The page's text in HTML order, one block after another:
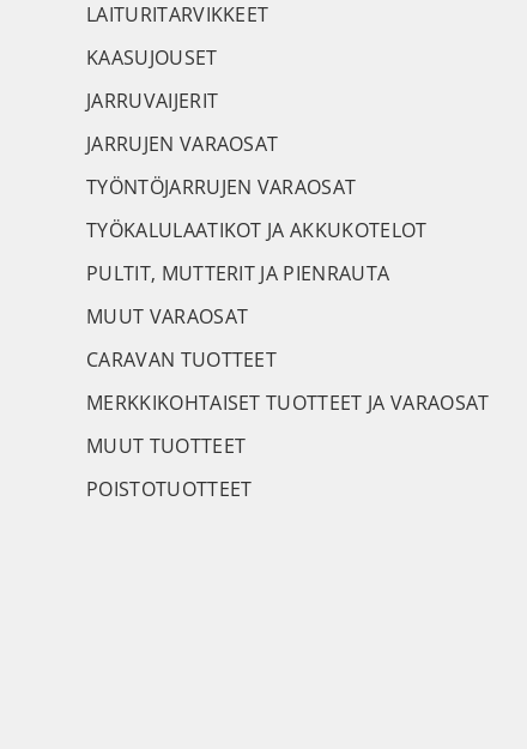
LAITURITARVIKKEET
KAASUJOUSET
JARRUVAIJERIT
JARRUJEN VARAOSAT
TYÖNTÖJARRUJEN VARAOSAT
TYÖKALULAATIKOT JA AKKUKOTELOT
PULTIT, MUTTERIT JA PIENRAUTA
MUUT VARAOSAT
CARAVAN TUOTTEET
MERKKIKOHTAISET TUOTTEET JA VARAOSAT
MUUT TUOTTEET
POISTOTUOTTEET